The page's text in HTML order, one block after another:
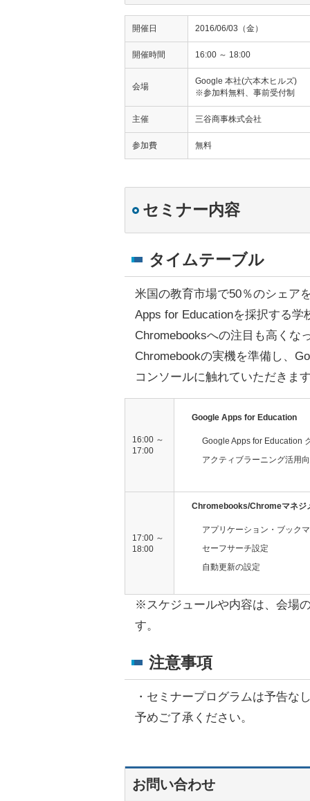
開催日 2016/06/03（金）
開催時間 16:00 ～ 18:00
会場
Google 本社(六本木ヒルズ)
※参加料無料、事前受付制
主催 三谷商事株式会社
参加費 無料
セミナー内容
タイムテーブル
米国の教育市場で50％のシェア
Apps for Educationを採択する
Chromebooksへの注目も高くな
Chromebookの実機を準備し、
コンソールに触れていただきま
16:00 ～
17:00
Google Apps for Education
Google Apps for Education
アクティブラーニング活用
17:00 ～
18:00
Chromebooks/Chromeマネジ
アプリケーション・ブック
セーフサーチ設定
自動更新の設定
※スケジュールや内容は、会場
す。
注意事項
・ セミナープログラムは予告な
予めご了承ください。
お問い合わせ